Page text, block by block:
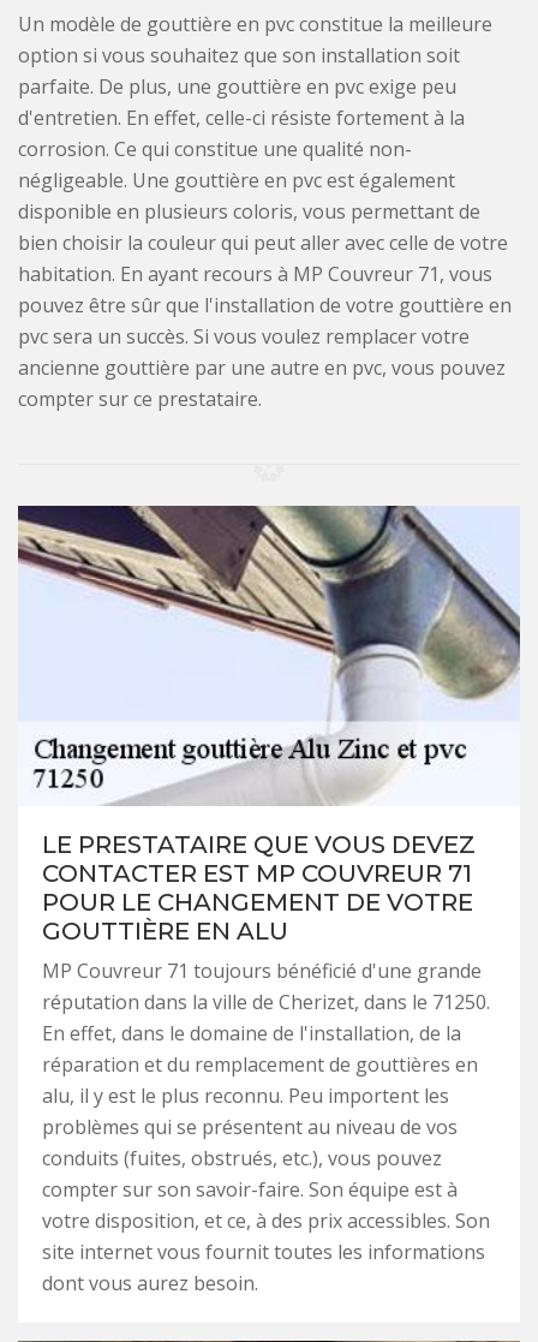
Un modèle de gouttière en pvc constitue la meilleure
option si vous souhaitez que son installation soit
parfaite. De plus, une gouttière en pvc exige peu
d'entretien. En effet, celle-ci résiste fortement à la
corrosion. Ce qui constitue une qualité non-
négligeable. Une gouttière en pvc est également
disponible en plusieurs coloris, vous permettant de
bien choisir la couleur qui peut aller avec celle de votre
habitation. En ayant recours à MP Couvreur 71, vous
pouvez être sûr que l'installation de votre gouttière en
pvc sera un succès. Si vous voulez remplacer votre
ancienne gouttière par une autre en pvc, vous pouvez
compter sur ce prestataire.
LE PRESTATAIRE QUE VOUS DEVEZ
CONTACTER EST MP COUVREUR 71
POUR LE CHANGEMENT DE VOTRE
GOUTTIÈRE EN ALU
MP Couvreur 71 toujours bénéficié d'une grande
réputation dans la ville de Cherizet, dans le 71250.
En effet, dans le domaine de l'installation, de la
réparation et du remplacement de gouttières en
alu, il y est le plus reconnu. Peu importent les
problèmes qui se présentent au niveau de vos
conduits (fuites, obstrués, etc.), vous pouvez
compter sur son savoir-faire. Son équipe est à
votre disposition, et ce, à des prix accessibles. Son
site internet vous fournit toutes les informations
dont vous aurez besoin.